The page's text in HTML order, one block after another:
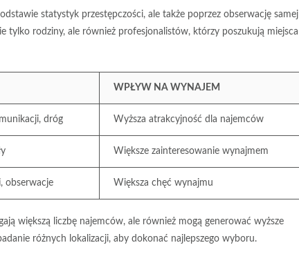
statystyk przestępczości, ale także poprzez obserwację samej
tylko rodziny, ale również profesjonalistów, którzy poszukują miejsca
WPŁYW NA WYNAJEM
dróg Wyższa atrakcyjność dla najemców
Większe zainteresowanie wynajmem
obserwacje Większa chęć wynajmu
większą liczbę najemców, ale również mogą generować wyższe
różnych lokalizacji, aby dokonać najlepszego wyboru.